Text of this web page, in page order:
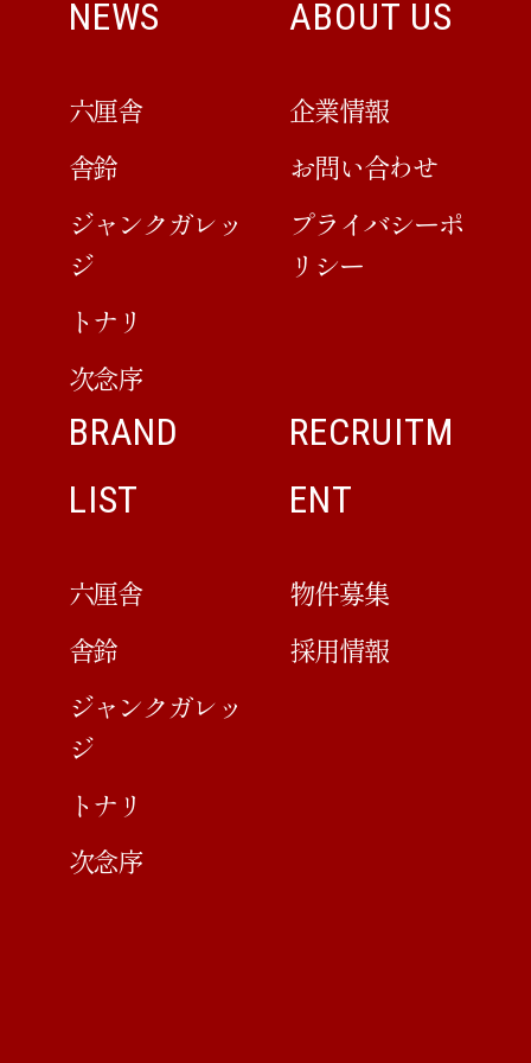
NEWS
六厘舎
舎鈴
ジャンクガレッ
ジ
トナリ
次念序
ABOUT US
企業情報
お問い合わせ
プライバシーポ
リシー
BRAND
LIST
六厘舎
舎鈴
ジャンクガレッ
ジ
トナリ
次念序
RECRUITM
ENT
物件募集
採用情報